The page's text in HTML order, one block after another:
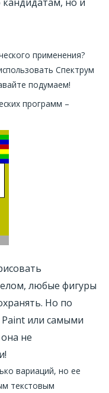
применения?
Спектрум
подумаем!
программ –
любые фигуры
Но по
или самыми
не
вариаций, но ее
текстовым